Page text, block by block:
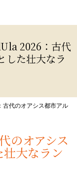
2026：古代
した壮大なラ
代のオアシス都市アル
のオアシス
大なラン